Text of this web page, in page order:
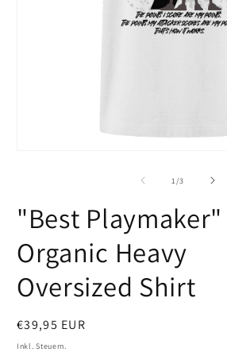
1 /von
3
"Best
Organic Heavy
Oversized Shirt
Normaler
Preis
€39,95 EUR
Inkl. Steuern.